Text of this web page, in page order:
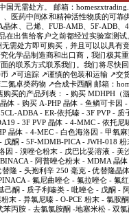
国无需处方。 邮箱：
医药中间体和精神活性物质的可靠
体、己烯、FUB-AMB、5F-ADB、
在出售给客户之前都经过实验室测
需处方即可购买，并且可以以具有
化学品制造商和出口商，我们极其
的联系方式联系我们。我们将尽
↗️可追踪 ↗️谨慎的包装和运输 ↗️交
卓类药物 ↗️合成卡西酮 邮箱：
购买的产品列表： - 购买 MDHPH
体 - 购买 A-PHP 晶体 - 鱼鳞可卡因
ADBA - ER-依托嗪 - 3F PVP -
- 3F PVP 晶体 - 4-MMC - 依托
晶体 - 4-MEC - 白色海洛因 - 甲氧
酮 - 5F-MDMB-PICA - JWH-018
因 - 溴唑仑粉末 - 戊巴比妥溶液 -
- 阿普唑仑粉末 - MDMA 晶
替隆 - 头孢利辛 250 毫克 - 优替隆
- 氟尼曲唑仑 - 氟拉唑仑 - 氟
己酮 - 质子利嗪类 - 吡唑仑 - 戊酮 -
末 - 异氯尼嗪 - O-PCE 粉末 - 氯胺
丙胺 - 去氯氯胺酮 -地塞米松 - 双